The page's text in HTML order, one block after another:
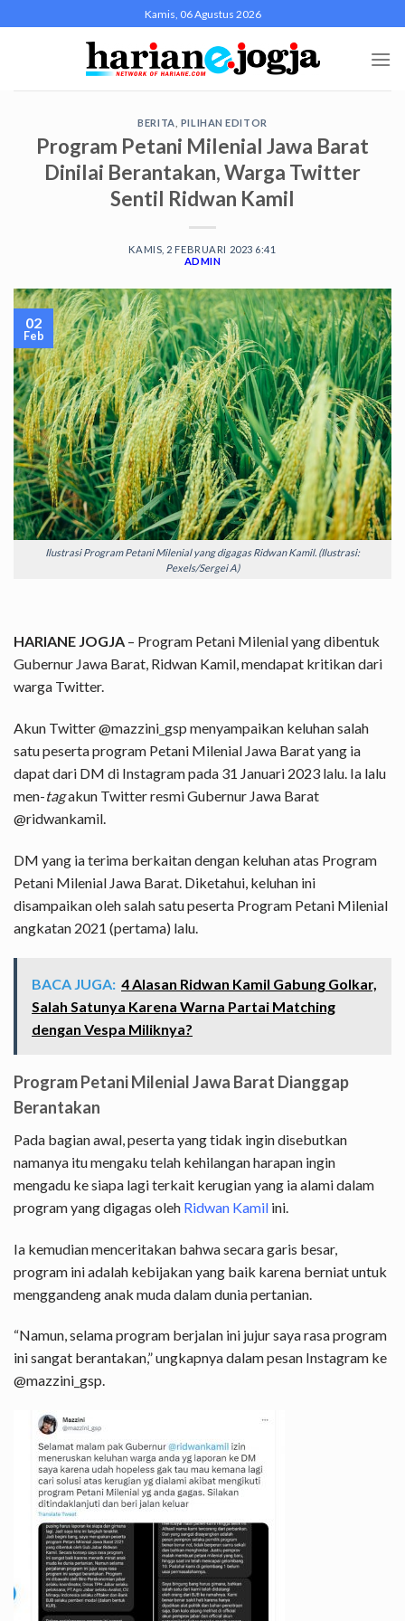
to
Kamis, 06 Agustus 2026
BERITA PILIHAN EDITOR
Program Petani Milenial Jawa Barat
Dinilai Berantakan, Warga Twitter
Sentil Ridwan Kamil
KAMIS, 2 FEBRUARI 2023 6:41
ADMIN
Ilustrasi Program Petani Milenial yang digagas Ridwan Kamil. (Ilustrasi:
Pexels/Sergei A)
02
Feb
HARIANE JOGJA – Program Petani Milenial yang dibentuk
Gubernur Jawa Barat, Ridwan Kamil, mendapat kritikan dari
warga Twitter.
Akun Twitter @mazzini_gsp menyampaikan keluhan salah
satu peserta program Petani Milenial Jawa Barat yang ia
dapat dari DM di Instagram pada 31 Januari 2023 lalu. Ia lalu
men-tagakun Twitter resmi Gubernur Jawa Barat
@ridwankamil.
DM yang ia terima berkaitan dengan keluhan atas Program
Petani Milenial Jawa Barat. Diketahui, keluhan ini
disampaikan oleh salah satu peserta Program Petani Milenial
angkatan 2021 (pertama) lalu.
BACA JUGA: 4 Alasan Ridwan Kamil Gabung Golkar,
Salah Satunya Karena Warna Partai Matching
dengan Vespa Miliknya?
Program Petani Milenial Jawa Barat Dianggap
Berantakan
Pada bagian awal, peserta yang tidak ingin disebutkan
namanya itu mengaku telah kehilangan harapan ingin
mengadu ke siapa lagi terkait kerugian yang ia alami dalam
program yang digagas oleh Ridwan Kamil ini.
Ia kemudian menceritakan bahwa secara garis besar,
program ini adalah kebijakan yang baik karena berniat untuk
menggandeng anak muda dalam dunia pertanian.
“Namun, selama program berjalan ini jujur saya rasa program
ini sangat berantakan,” ungkapnya dalam pesan Instagram ke
@mazzini_gsp.